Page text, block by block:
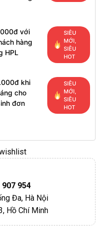
với
hàng
HPL
SIÊU
MỚI,
SIÊU
HOT
khi
cho
đơn
SIÊU
MỚI,
SIÊU
HOT
954
Đa, Hà Nội
Hồ Chí Minh